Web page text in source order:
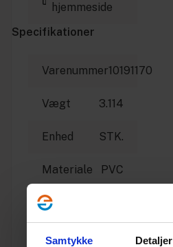
Samtykke Detaljer
hjemmeside
Specifikationer
Varenummer10191170
Vægt 3.114
Enhed STK.
Materiale PVC
Dimension
Producent Ostendorf